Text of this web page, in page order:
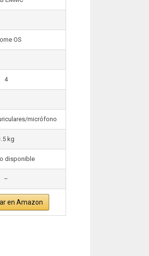
OS
4
micrófono
kg
disponible
–
en Amazon